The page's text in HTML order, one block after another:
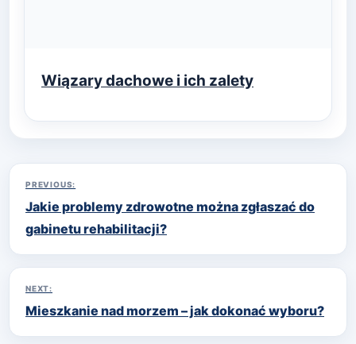
Wiązary dachowe i ich zalety
Nawigacja
wpisu
PREVIOUS:
Jakie problemy zdrowotne można zgłaszać do
gabinetu rehabilitacji?
NEXT:
Mieszkanie nad morzem – jak dokonać wyboru?